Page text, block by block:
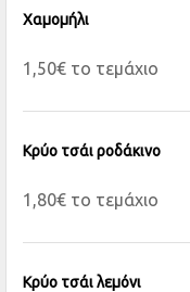
Χαμομήλι
1,50€ το τεμάχιο
Κρύο τσάι ροδάκινο
1,80€ το τεμάχιο
Κρύο τσάι λεμόνι